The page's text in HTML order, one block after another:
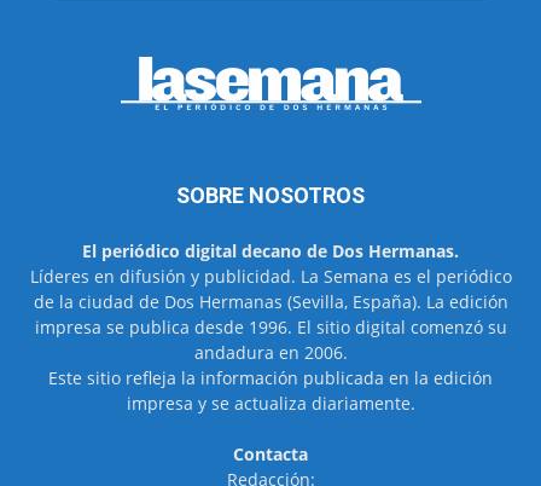
SOBRE NOSOTROS
El periódico digital decano de Dos Hermanas.
Líderes en difusión y publicidad. La Semana es el periódico
de la ciudad de Dos Hermanas (Sevilla, España). La edición
impresa se publica desde 1996. El sitio digital comenzó su
andadura en 2006.
Este sitio refleja la información publicada en la edición
impresa y se actualiza diariamente.
Contacta
Redacción: